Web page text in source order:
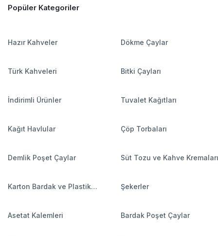
Popüler Kategoriler
Hazır Kahveler Dökme Çaylar
Türk Kahveleri Bitki Çayları
İndirimli Ürünler Tuvalet Kağıtları
Kağıt Havlular Çöp Torbaları
Demlik Poşet Çaylar Süt Tozu ve Kahve Kremaları
Karton Bardak ve Plastik
Şekerler
Asetat Kalemleri Bardak Poşet Çaylar